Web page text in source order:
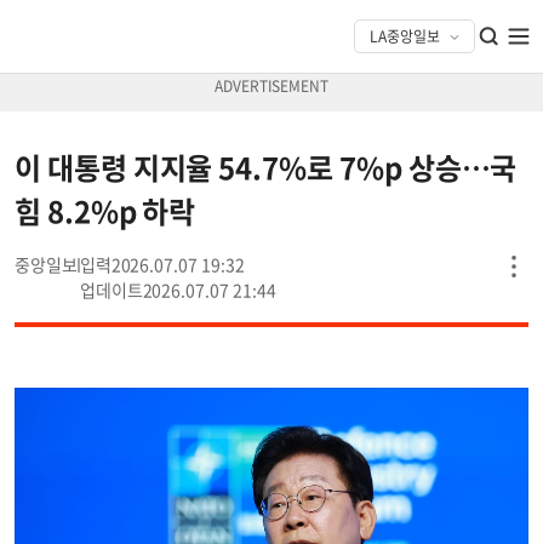
이 대통령 지지율 54.7%로 7%p 상승…국
힘 8.2%p 하락
중앙일보
2026.07.07 19:32
2026.07.07 21:44